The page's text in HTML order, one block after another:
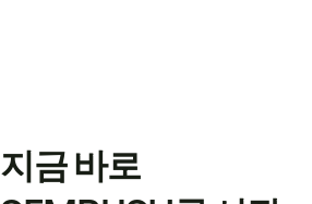
지금 바로